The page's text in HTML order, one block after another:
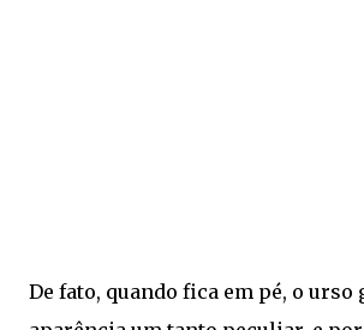
De fato, quando fica em pé, o urso